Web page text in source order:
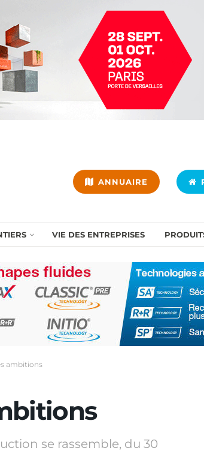
ANNUAIRE
VIE DES ENTREPRISES
ambitions
se rassemble, du 30